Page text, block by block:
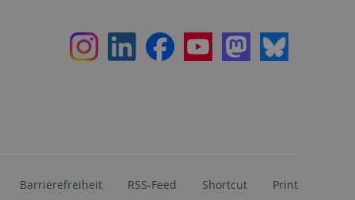
InstagramLinkedInFacebookYoutubeMastodon
Bluesky
Barrierefreiheit RSS-Feed Shortcut Print